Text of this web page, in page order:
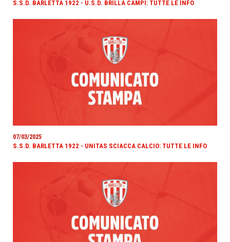
S.S.D. BARLETTA 1922 - U.S.D. BRILLA CAMPI: TUTTE LE INFO
07/03/2025
S.S.D. BARLETTA 1922 - UNITAS SCIACCA CALCIO: TUTTE LE INFO